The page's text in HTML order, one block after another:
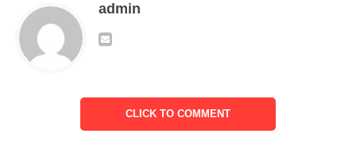
melakukan gerakan penimbangan balita yang diintegrasikan
dengan pemberian vit A,secara serentak
Limau kabupaten Tanggamus Selasa 28/02/2023
Kegiatan tersebut yang dilaksanakan oleh bidan desa masing-
admin
CLICK TO COMMENT